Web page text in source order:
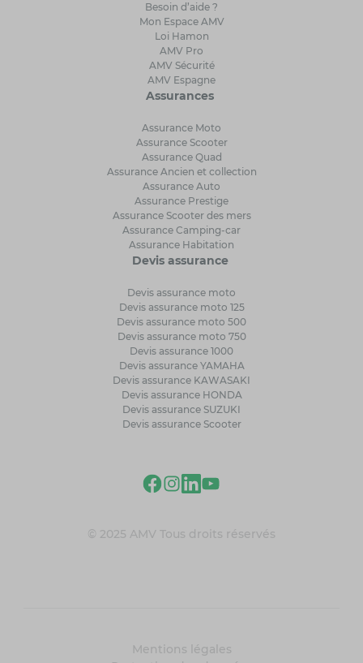
Besoin d’aide ?
Mon Espace AMV
Loi Hamon
AMV Pro
AMV Sécurité
AMV Espagne
Assurances
Assurance Moto
Assurance Scooter
Assurance Quad
Assurance Ancien et collection
Assurance Auto
Assurance Prestige
Assurance Scooter des mers
Assurance Camping-car
Assurance Habitation
Devis assurance
Devis assurance moto
Devis assurance moto 125
Devis assurance moto 500
Devis assurance moto 750
Devis assurance 1000
Devis assurance YAMAHA
Devis assurance KAWASAKI
Devis assurance HONDA
Devis assurance SUZUKI
Devis assurance Scooter
© 2025 AMV Tous droits réservés
Mentions légales